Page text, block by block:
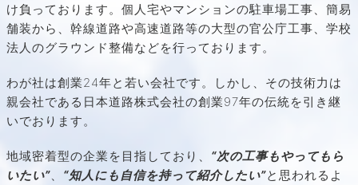
け負っております。個人宅やマンションの駐車場工事、簡易
舗装から、幹線道路や高速道路等の大型の官公庁工事、学校
法人のグラウンド整備などを行っております。
わが社は創業24年と若い会社です。しかし、その技術力は
親会社である日本道路株式会社の創業97年の伝統を引き継
いでおります。
地域密着型の企業を目指しており、 “次の工事もやってもら
いたい”、 “知人にも自信を持って紹介したい”と思われるよ